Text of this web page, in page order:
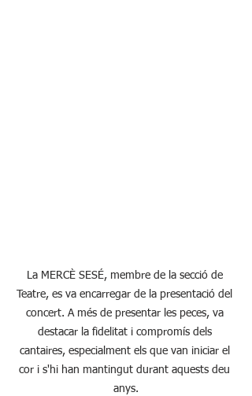
La MERCÈ SESÉ, membre de la secció de
Teatre, es va encarregar de la presentació del
concert. A més de presentar les peces, va
destacar la fidelitat i compromís dels
cantaires, especialment els que van iniciar el
cor i s'hi han mantingut durant aquests deu
anys.